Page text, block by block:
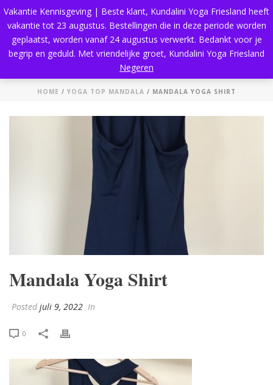
Mandala Yoga Shirt
HOME / YOGA TOP MANDALA / MANDALA YOGA SHIRT
Mandala Yoga Shirt
Posted juli 9, 2022 In
0
Vakantie Kennisgeving | Beste klant, Kundalini Yoga Friesland heeft
vakantie tot 23 augustus. Bestellingen die in deze periode worden
geplaatst, worden vanaf 24 augustus verwerkt. Bedankt voor je
begrip en geduld. Met vriendelijke groet, Kundalini Yoga Friesland
Negeren